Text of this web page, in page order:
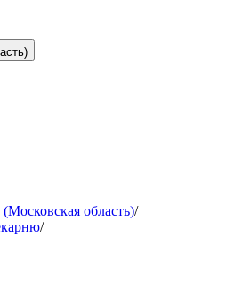
область)/
/